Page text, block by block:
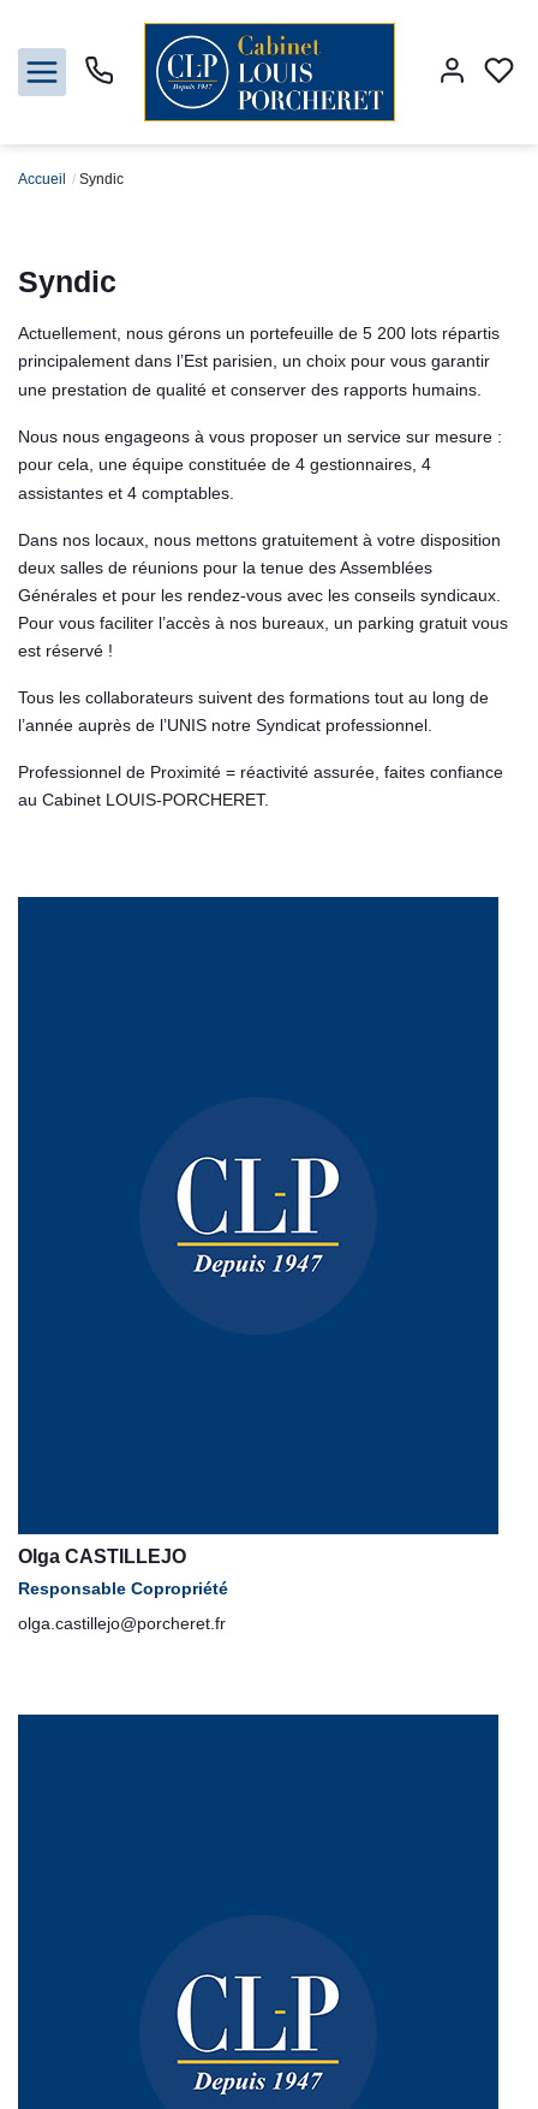
Vendre
Gestion
Syndic
Nos agences
Contact
Accueil Syndic
Syndic
Actuellement, nous gérons un portefeuille de 5 200 lots répartis
principalement dans l’Est parisien, un choix pour vous garantir
une prestation de qualité et conserver des rapports humains.
Nous nous engageons à vous proposer un service sur mesure :
pour cela, une équipe constituée de 4 gestionnaires, 4
assistantes et 4 comptables.
Dans nos locaux, nous mettons gratuitement à votre disposition
deux salles de réunions pour la tenue des Assemblées
Générales et pour les rendez-vous avec les conseils syndicaux.
Pour vous faciliter l’accès à nos bureaux, un parking gratuit vous
est réservé !
Tous les collaborateurs suivent des formations tout au long de
l’année auprès de l’UNIS notre Syndicat professionnel.
Professionnel de Proximité = réactivité assurée, faites confiance
au Cabinet LOUIS-PORCHERET.
Olga CASTILLEJO
Responsable Copropriété
olga.castillejo@porcheret.fr